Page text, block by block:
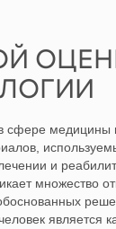
сфере медицины
и
множество
является